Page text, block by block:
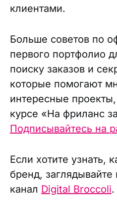
клиентами.
Больше советов по
первого портфолио
поиску заказов и
которые помогают
интересные
курсе «На фриланс
Подписывайтесь на
Если хотите узнать,
бренд,
канал Digital Broccoli.